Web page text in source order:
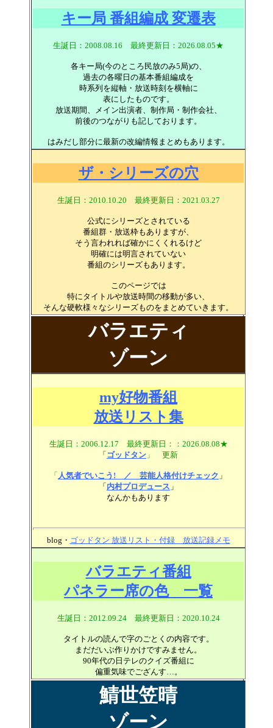
キー局 番組編成 変遷表
生誕日：2008.08.16 最終更新日：2026.08.05★
各キー局(今のところ民放のみ5局)の、
過去の各曜日の基本番組編成を
時系列を縦軸・放送時刻を横軸に
表にしたものです。
放送期間、メイン出演者、制作局・制作会社、
前後のつながりも記しております。
はみだし部分に最新の改編情報まとめもあります。
ザ・シリーズの穴
生誕日：2010.10.20 最終更新日：2021.03.27
公式にシリーズとされている
番組群・放送枠もありますが、
そう言われれば確かにくくれるけど
明確には明言されていない
番組のシリーズもあります。
このページでは
特にタイトルや放送時間の移動が多い、
そんな硬軟様々なシリーズものをまとめていきます。
バラエティ
ゾーン
my好物番組
放送リスト集
生誕日：2006.12.17 最終更新日：：2026.08.08★
「ゴッドタン 」 更新
「 人気者でいこう! ／ 芸能人格付けチェック 」
「内村プロデュース 」
なんかもあります
blog・ ゴッドタン 放送リスト・付録 放送記録メモ
バラエティ番組
パネラー席の色 一覧
生誕日：2012.09.24 最終更新日：2020.10.24
タイトルの読んで字のごとくの内容です。
まだだいぶ作りかけですみません。
90年代の日テレのクイズ番組に
偏重気味でござんす…。
鯖世笠晴
ゾーン